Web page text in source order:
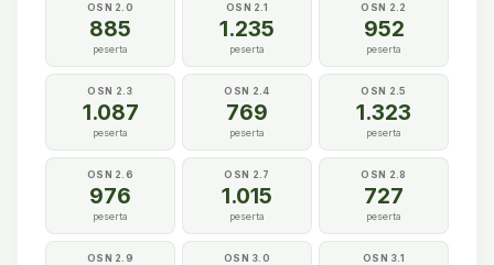
OSN 2.0
885
peserta
OSN 2.1
1.235
peserta
OSN 2.2
952
peserta
OSN 2.3
1.087
peserta
OSN 2.4
769
peserta
OSN 2.5
1.323
peserta
OSN 2.6
976
peserta
OSN 2.7
1.015
peserta
OSN 2.8
727
peserta
OSN 2.9 OSN 3.0 OSN 3.1